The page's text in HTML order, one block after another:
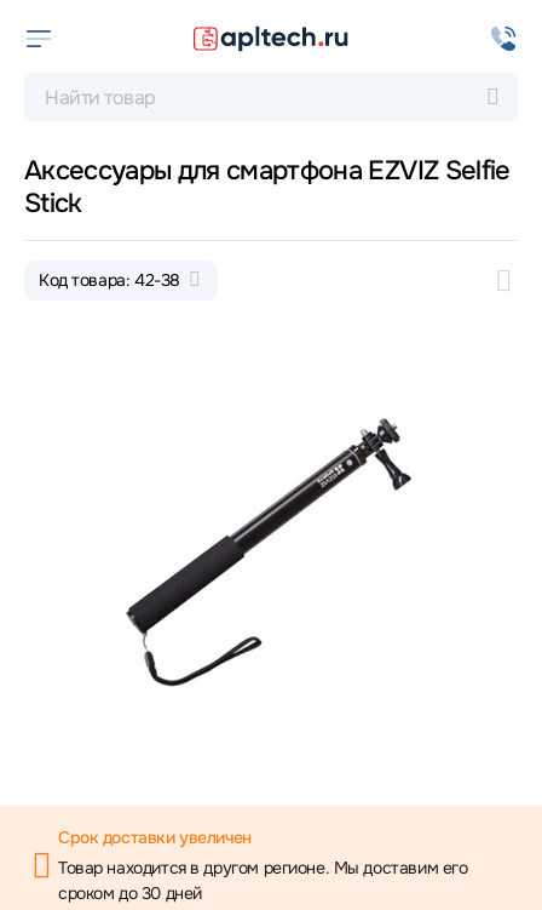
Аксессуары для смартфона EZVIZ Selfie
Stick
Код товара: 42-38
Срок доставки увеличен
Товар находится в другом регионе. Мы доставим его
сроком до 30 дней